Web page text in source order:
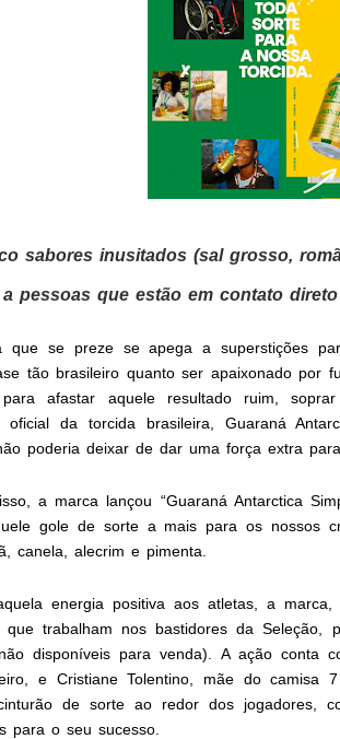
sabores inusitados (sal grosso,
pessoas que estão em contato
que se preze se apega a superstições
tão brasileiro quanto ser apaixonado por
afastar aquele resultado ruim,
oficial da torcida brasileira, Guaraná
poderia deixar de dar uma força extra
a marca lançou “Guaraná Antarctica
gole de sorte a mais para os nossos
canela, alecrim e pimenta.
energia positiva aos atletas, a
que trabalham nos bastidores da Seleção,
disponíveis para venda). A ação conta
e Cristiane Tolentino, mãe do
de sorte ao redor dos
para o seu sucesso.